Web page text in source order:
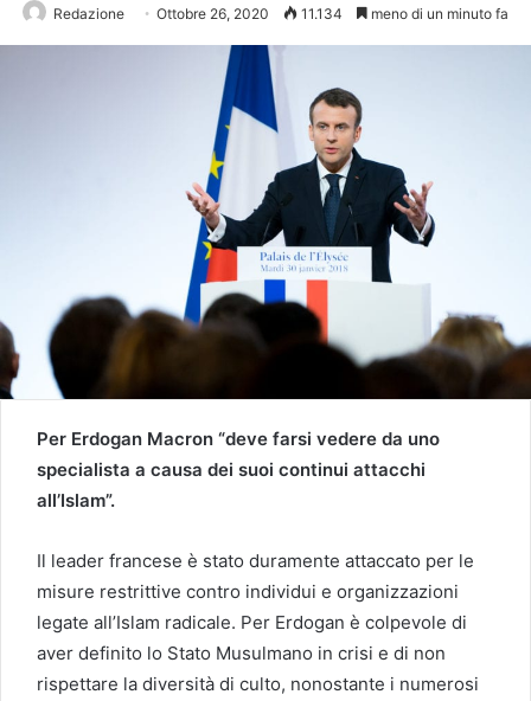
Redazione Ottobre 26, 2020 11.134 meno di un minuto fa
Per Erdogan Macron “deve farsi vedere da uno
specialista a causa dei suoi continui attacchi
all’Islam”.
Il leader francese è stato duramente attaccato per le
misure restrittive contro individui e organizzazioni
legate all’Islam radicale. Per Erdogan è colpevole di
aver definito lo Stato Musulmano in crisi e di non
rispettare la diversità di culto, nonostante i numerosi